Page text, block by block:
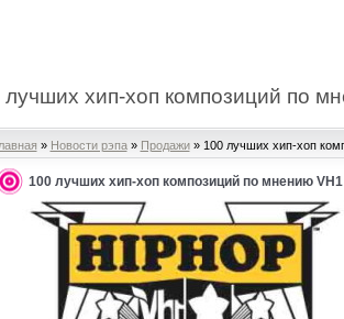
лучших хип-хоп композиций по
» Новости рэпа» Продажи» 100 лучших хип-хоп
100 лучших хип-хоп композиций по мнению VH1